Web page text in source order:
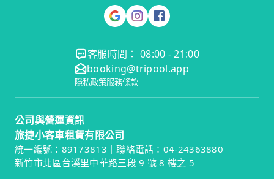
客服時間： 08:00 - 21:00
booking@tripool.app
隱私政策服務條款
公司與營運資訊
旅捷小客車租賃有限公司
統一編號：89173813｜聯絡電話：04-24363880
新竹市北區台溪里中華路三段 9 號 8 樓之 5